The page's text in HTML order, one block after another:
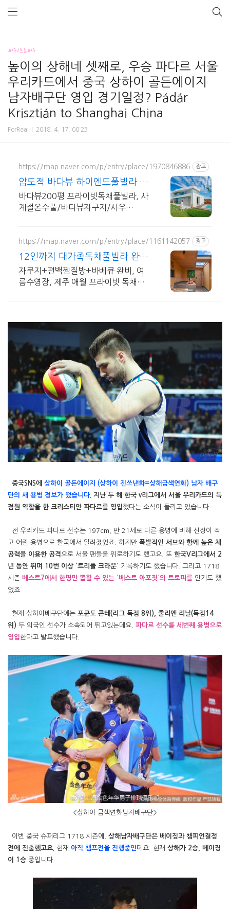
배구/프로배구
높이의 상해네 셋째로, 우승 파다르 서울
우리카드에서 중국 상하이 골든에이지
남자배구단 영입 경기일정? Pádár
Krisztián to Shanghai China
ForReal 2018. 4. 17. 00:23
https://map.naver.com/p/entry/place/1970846886 광고
압도적 바다뷰 하이엔드풀빌라 바
다뷰 자쿠지 상시 무료
바다뷰200평 프라이빗독채풀빌라, 사
계절온수풀/바다뷰자쿠지/사우
드식 사우나,200평정원
https://map.naver.com/p/entry/place/1161142057 광고
12인까지 대가족독채풀빌라 완전
독채 프라이빗 가족저택
자쿠지+편백찜질방+바베큐 완비, 여
름수영장, 제주 애월 프라이빗 독채저
중국SNS에 상하이 골든에이지 (상하이 진쓰냰화=상해금색연화) 남자 배구
단의 새 용병 정보가 떴습니다. 지난 두 해 한국 v리그에서 서울 우리카드의 득
점원 역할을 한 크리스티안 파다르를 영입했다는 소식이 들리고 있습니다.
전 우리카드 파다르 선수는 197cm, 만 21세로 다른 용병에 비해 신장이 작
고 어린 용병으로 한국에서 알려졌었죠. 하지만 폭발적인 서브와 함께 높은 체
공력을 이용한 공격으로 서울 팬들을 위로하기도 했고요. 또 한국V리그에서 2
년 동안 뛰며 10번 이상 '트리플 크라운' 기록하기도 했습니다. 그리고 1718
시즌 베스트7에서 한명만 뽑힐 수 있는 '베스트 아포짓'의 트로피를 안기도 했
었죠
현재 상하이배구단에는 포쿤도 콘테(리그 득점 8위), 줄리엔 리닐(득점14
위) 두 외국인 선수가 소속되어 뛰고있는데요. 파다르 선수를 세번째 용병으로
영입한다고 발표했습니다.
<상하이 금색연화남자배구단>
이번 중국 슈퍼리그 1718 시즌에, 상해남자배구단은 베이징과 챔피언결정
전에 진출했고요.
현재 아직 챔프전을 진행중인데요. 현재 상해가 2승, 베이징
이 1승 중입니다.